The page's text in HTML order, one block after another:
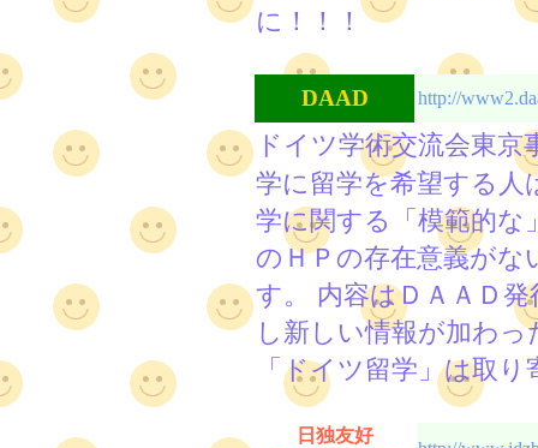
に！！！
DAAD http://
ドイツ学術交流会東
学に留学を希望する人
学に関する「模範的
のＨＰの存在意義が
す。 内容はＤＡＡＤ
し新しい情報が加わ
「ドイツ留学」は取
日独友好